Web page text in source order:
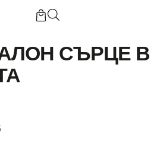
в цвят мента
СЪРЦЕ В